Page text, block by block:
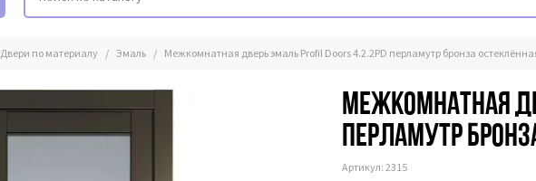
Двери по материалу Эмаль Межкомнатная дверь эмаль Profil Doors 4.2.2PD перламутр бронза
Межкомнатная
перламутр
Артикул: 2315